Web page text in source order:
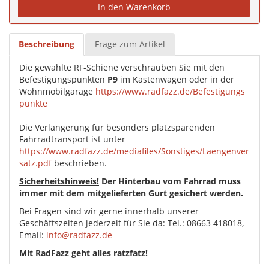
In den Warenkorb
Beschreibung Frage zum Artikel
Die gewählte RF-Schiene verschrauben Sie mit den
Befestigungspunkten P9 im Kastenwagen oder in der
Wohnmobilgarage https://www.radfazz.de/Befestigungs
punkte
Die Verlängerung für besonders platzsparenden
Fahrradtransport ist unter
https://www.radfazz.de/mediafiles/Sonstiges/Laengenver
satz.pdfbeschrieben.
Sicherheitshinweis! Der Hinterbau vom Fahrrad muss
immer mit dem mitgelieferten Gurt gesichert werden.
Bei Fragen sind wir gerne innerhalb unserer
Geschäftszeiten jederzeit für Sie da: Tel.: 08663 418018,
Email: info@radfazz.de
Mit RadFazz geht alles ratzfatz!